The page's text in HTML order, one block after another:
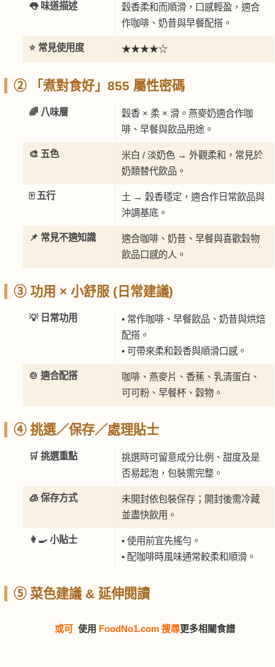
👅 味道描述
穀香柔和而順滑，口感輕盈，適合
作咖啡、奶昔與早餐配搭。
⭐ 常見使用度 ★★★★☆
② 「煮對食好」855 屬性密碼
🌈 八味層
穀香 × 柔 × 滑。燕麥奶適合作咖
啡、早餐與飲品用途。
🎨 五色
米白 / 淡奶色 → 外觀柔和，常見於
奶類替代飲品。
🀄 五行
土 → 穀香穩定，適合作日常飲品與
沖調基底。
📌 常見不適知識
適合咖啡、奶昔、早餐與喜歡穀物
飲品口感的人。
③ 功用 × 小舒服 (日常建議)
💡 日常功用
• 常作咖啡、早餐飲品、奶昔與烘焙
配搭。
• 可帶來柔和穀香與順滑口感。
🍲 適合配搭
咖啡、燕麥片、香蕉、乳清蛋白、
可可粉、早餐杯、穀物。
④ 挑選／保存／處理貼士
🛒 挑選重點
挑選時可留意成分比例、甜度及是
否易起泡，包裝需完整。
🧊 保存方式
未開封依包裝保存；開封後需冷藏
並盡快飲用。
👩‍🍳 小貼士
• 使用前宜先搖勻。
• 配咖啡時風味通常較柔和順滑。
⑤ 菜色建議 & 延伸閱讀
或可 使用 FoodNo1.com 搜尋更多相關食譜